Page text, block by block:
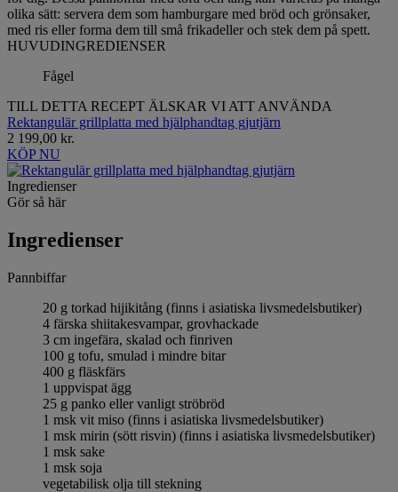
olika sätt: servera dem som hamburgare med bröd och grönsaker,
med ris eller forma dem till små frikadeller och stek dem på spett.
HUVUDINGREDIENSER
Fågel
TILL DETTA RECEPT ÄLSKAR VI ATT ANVÄNDA
Rektangulär grillplatta med hjälphandtag gjutjärn
2 199,00 kr.
KÖP NU
Ingredienser
Gör så här
Ingredienser
Pannbiffar
20 g torkad hijikitång (finns i asiatiska livsmedelsbutiker)
4 färska shiitakesvampar, grovhackade
3 cm ingefära, skalad och finriven
100 g tofu, smulad i mindre bitar
400 g fläskfärs
1 uppvispat ägg
25 g panko eller vanligt ströbröd
1 msk vit miso (finns i asiatiska livsmedelsbutiker)
1 msk mirin (sött risvin) (finns i asiatiska livsmedelsbutiker)
1 msk sake
1 msk soja
vegetabilisk olja till stekning